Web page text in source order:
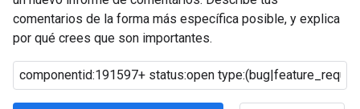
comentarios de la forma más específica posible, y explica
por qué crees que son importantes.